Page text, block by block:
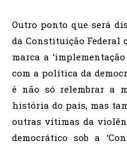
Outro ponto que será
da Constituição Federal
marca a
com a política da
é não só relembrar a
história do país, mas
outras vítimas da
democrático sob a